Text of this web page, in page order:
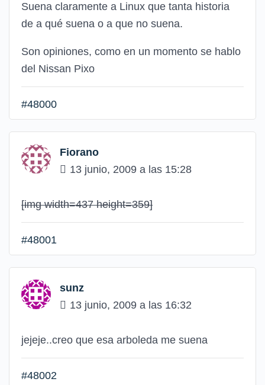
Suena claramente a Linux que tanta historia
de a qué suena o a que no suena.
Son opiniones, como en un momento se hablo
del Nissan Pixo
#48000
Fiorano
13 junio, 2009 a las 15:28
[img width=437 height=359]
#48001
sunz
13 junio, 2009 a las 16:32
jejeje..creo que esa arboleda me suena
#48002